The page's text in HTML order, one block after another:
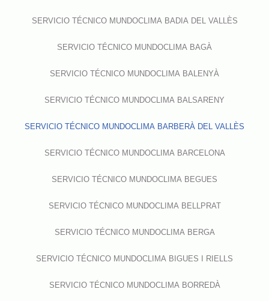
SERVICIO TÉCNICO MUNDOCLIMA BADIA DEL VALLÈS
SERVICIO TÉCNICO MUNDOCLIMA BAGÀ
SERVICIO TÉCNICO MUNDOCLIMA BALENYÀ
SERVICIO TÉCNICO MUNDOCLIMA BALSARENY
SERVICIO TÉCNICO MUNDOCLIMA BARBERÀ DEL VALLÈS
SERVICIO TÉCNICO MUNDOCLIMA BARCELONA
SERVICIO TÉCNICO MUNDOCLIMA BEGUES
SERVICIO TÉCNICO MUNDOCLIMA BELLPRAT
SERVICIO TÉCNICO MUNDOCLIMA BERGA
SERVICIO TÉCNICO MUNDOCLIMA BIGUES I RIELLS
SERVICIO TÉCNICO MUNDOCLIMA BORREDÀ